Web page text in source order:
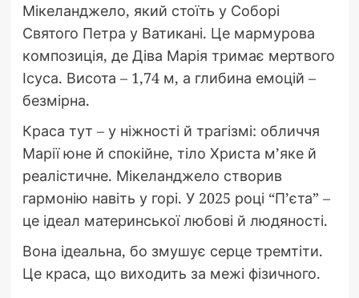
Мікеланджело, який стоїть у Соборі
Святого Петра у Ватикані. Це мармурова
композиція, де Діва Марія тримає мертвого
Ісуса. Висота – 1,74 м, а глибина емоцій –
безмірна.
Краса тут – у ніжності й трагізмі: обличчя
Марії юне й спокійне, тіло Христа м’яке й
реалістичне. Мікеланджело створив
гармонію навіть у горі. У 2025 році “П’єта” –
це ідеал материнської любові й людяності.
Вона ідеальна, бо змушує серце тремтіти.
Це краса, що виходить за межі фізичного.